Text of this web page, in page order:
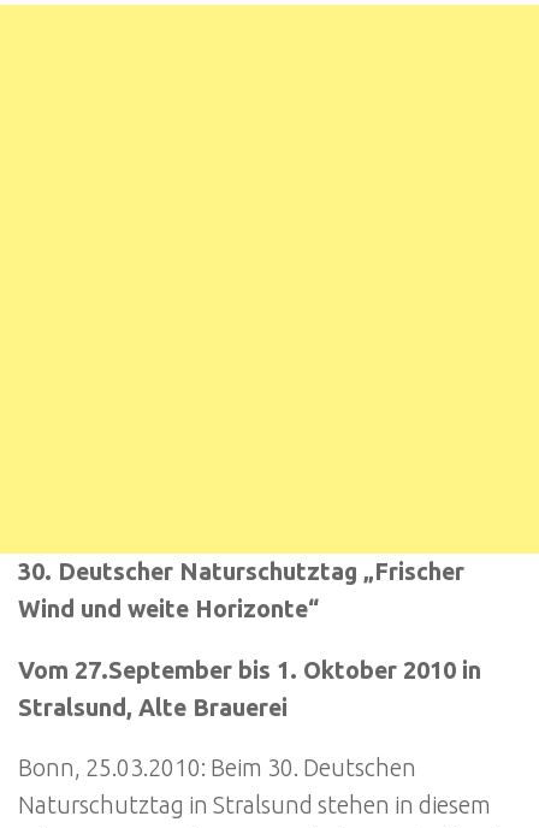
30. Deutscher Naturschutztag „Frischer
Wind und weite Horizonte“
Vom 27.September bis 1. Oktober 2010 in
Stralsund, Alte Brauerei
Bonn, 25.03.2010: Beim 30. Deutschen
Naturschutztag in Stralsund stehen in diesem